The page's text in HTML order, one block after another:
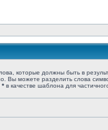
которые должны быть в
Вы можете разделить слова
* в качестве шаблона для